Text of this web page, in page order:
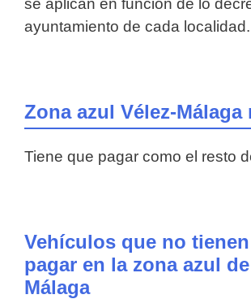
ayuntamiento de cada localidad.
Zona azul Vélez-Málaga
Tiene que pagar como el resto
Vehículos que no
pagar en la zona azul
Málaga